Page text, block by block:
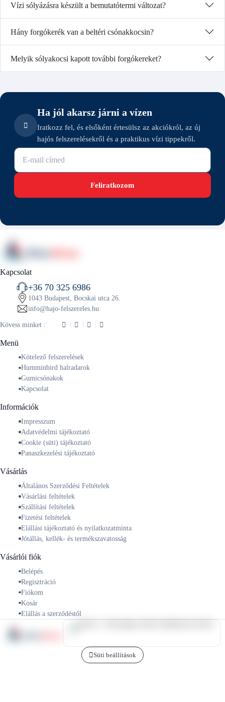
Vízi sólyázásra készült a bemutatótermi változat?
Hány forgókerék van a beltéri csónakkocsin?
Melyik sólyakocsi kapott további forgókereket?
Ha jól akarsz járni a vízen
Iratkozz fel, és elsőként értesülsz az akciókról, az új
hajós felszerelésekről és a praktikus vízi tippekről.
E-mail cím
Feliratkozom
Kapcsolat
+36 70 325 6986
1043 Budapest, Bocskai utca 26.
info@hajo-felszereles.hu
Kövess minket :
Menü
Kötelező felszerelések
Humminbird halradarok
Gumicsónakok
Kapcsolat
Információk
Impresszum
Adatvédelmi tájékoztató
Cookie (süti) tájékoztató
Panaszkezelési tájékoztató
Vásárlás
Általános Szerződési Feltételek
Vásárlási feltételek
Szállítási feltételek
Fizetési feltételek
Elállási tájékoztató és nyilatkozatminta
Jótállás, kellék- és termékszavatosság
Vásárlói fiók
Belépés
Regisztráció
Fiókom
Kosár
Elállás a szerződéstől
Süti beállítások